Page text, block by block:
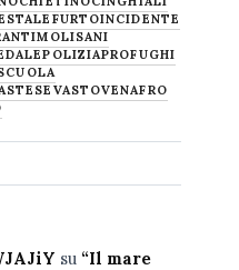
FURTOINCIDENTE
MOLISANI
POLIZIAPROFUGHI
VASTOVENAFRO
su “Il mare